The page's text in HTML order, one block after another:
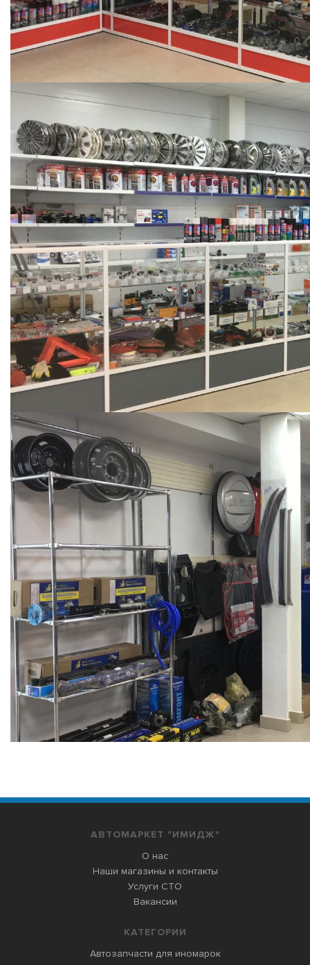
АВТОМАРКЕТ "ИМИДЖ"
О нас
Наши магазины и контакты
Услуги СТО
Вакансии
КАТЕГОРИИ
Автозапчасти для иномарок